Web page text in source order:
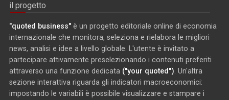
il progetto
"quoted business" è un progetto editoriale online di economia
internazionale che monitora, seleziona e rielabora le migliori
news, analisi e idee a livello globale. L'utente è invitato a
partecipare attivamente preselezionando i contenuti preferiti
attraverso una funzione dedicata ("your quoted"). Un'altra
sezione interattiva riguarda gli indicatori macroeconomici:
impostando le variabili è possibile visualizzare e stampare i